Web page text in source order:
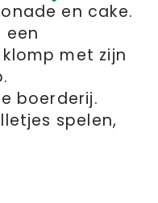
en cake.
een
met zijn
boerderij.
spelen,